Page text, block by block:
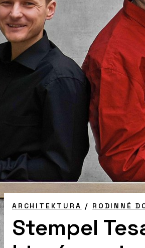
ARCHITEKTURA / RODINNÉ
Stempel